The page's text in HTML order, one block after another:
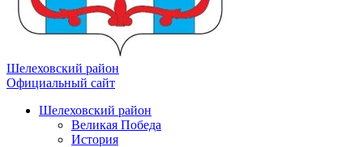
Шелеховский район
Официальный сайт
Шелеховский район
Великая Победа
История